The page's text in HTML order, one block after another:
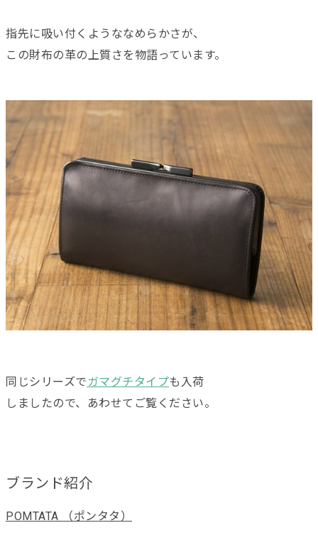
指先に吸い付くようななめらかさが、
この財布の革の上質さを物語っています。
同じシリーズで ガマグチタイプも入荷
しましたので、あわせてご覧ください。
ブランド紹介
POMTATA （ポンタタ）